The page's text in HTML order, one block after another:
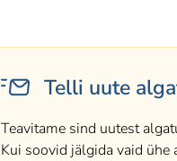
Telli uute
Teavitame sind uutest
Kui soovid jälgida vaid ühe